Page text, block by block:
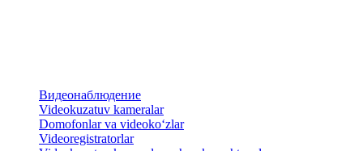
Видеонаблюдение
Videokuzatuv kameralar
​Domofonlar va videoko‘zlar
Videoregistratorlar